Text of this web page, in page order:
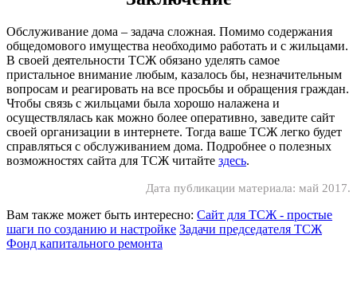
Обслуживание дома – задача сложная. Помимо содержания
общедомового имущества необходимо работать и с жильцами.
В своей деятельности ТСЖ обязано уделять самое
пристальное внимание любым, казалось бы, незначительным
вопросам и реагировать на все просьбы и обращения граждан.
Чтобы связь с жильцами была хорошо налажена и
осуществлялась как можно более оперативно, заведите сайт
своей организации в интернете. Тогда ваше ТСЖ легко будет
справляться с обслуживанием дома. Подробнее о полезных
возможностях сайта для ТСЖ читайте здесь.
Дата публикации материала: май 2017.
Вам также может быть интересно: Сайт для ТСЖ - простые
шаги по созданию и настройке Задачи председателя ТСЖ
Фонд капитального ремонта